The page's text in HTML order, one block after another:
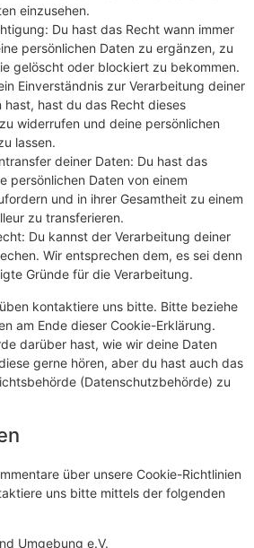
einzusehen.
Du hast das Recht wann immer
persönlichen Daten zu ergänzen, zu
gelöscht oder blockiert zu bekommen.
Einverständnis zur Verarbeitung deiner
hast, hast du das Recht dieses
widerrufen und deine persönlichen
lassen.
deiner Daten: Du hast das
persönlichen Daten von einem
und in ihrer Gesamtheit zu einem
zu transferieren.
Du kannst der Verarbeitung deiner
Wir entsprechen dem, es sei denn
Gründe für die Verarbeitung.
kontaktiere uns bitte. Bitte beziehe
am Ende dieser Cookie-Erklärung.
darüber hast, wie wir deine Daten
gerne hören, aber du hast auch das
(Datenschutzbehörde) zu
über unsere Cookie-Richtlinien
uns bitte mittels der folgenden
Umgebung e.V.